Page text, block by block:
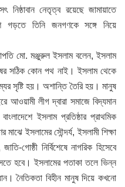
নেতৃত্ব রয়েছে জামায়াতে
গড়তে তিনি জনগণকে সঙ্গে নিয়ে
মো. মঞ্জুরুল ইসলাম বলেন, ইসলাম
সঠিক কোন পথ নাই। ইসলাম থেকে
সৃষ্টি হয়। অশান্তি তৈরি হয়। মানুষ
আওয়ামী লীগ দ্বারা সমাজে বিদ্যমান
ইসলাম প্রতিষ্ঠার প্রাথমিক
ইসলামের সৌন্দর্য, ইসলামী শিক্ষা
গোষ্ঠী নির্বিশেষে নাগরিক হিসেবে
হবে। ইসলামের পতাকা তলে ভিন্ন
নৈতিকতা বিহীন মানুষ দিয়ে কখনো